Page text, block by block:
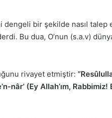
dengeli bir şekilde nasıl
Bu dua, O’nun (s.a.v)
rivayet etmiştir:
nâr’ (Ey Allah’ım,